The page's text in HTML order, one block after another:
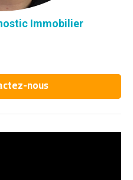
Immobilier
nous